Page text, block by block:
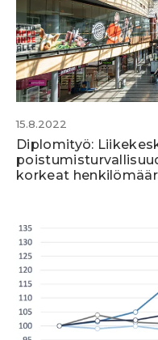
15.8.2022
Diplomityö:
korkeat